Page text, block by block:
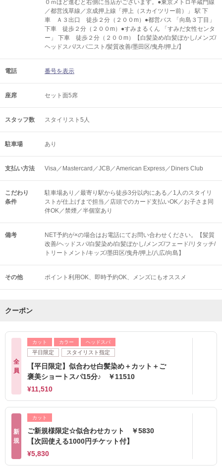
０ｍほど進むと右側に当店がございます。●東京メトロ半蔵門線
／都営浅草線／京成押上線「押上（スカイツリー前）」 駅 下
車 Ａ３出口 徒歩２分（２００m）●都営バス 「向島３丁目」
下車 徒歩２分（２００m）●すみまるくん 「すみだ女性センタ
ー」 下車 徒歩２分（２００m）【白髪染め/白髪ぼかし/メンズ/
ヘッドスパ/スパ二スト/髪質改善/墨田区/曳舟/押上/】
電話 番号を表示
座席 セット面5席
スタッフ数 スタイリスト5人
駐車場 あり
支払い方法 Visa／Mastercard／JCB／American Express／Diners Club
こだわり
条件
駐車場あり／最寄り駅から徒歩3分以内にある／1人のスタイリ
ストが仕上げまで担当／店頭でのカード支払いOK／お子さま同
伴OK／禁煙／半個室あり
備考
NET予約が×の場合はお電話にてお問い合わせください。【髪質
改善/ヘッドスパ/白髪染め/白髪ぼかし/メンズ/フェード/リタッチ/
トリートメント/キッズ/墨田区/曳舟/押上/八広/向島】
その他 ポイント利用OK 即時予約OK メンズにもオススメ
クーポン
全
員
カット カラー ヘッドスパ
平日限定 スタイリスト指定
【平日限定】似合わせ白髪染め＋カット＋ご
褒美ショートスパ15分♪ ￥11510
¥11,510
新
規
カット
ご新規様限定☆似合わせカット ￥5830
【次回使える1000円チケット付】
¥5,830